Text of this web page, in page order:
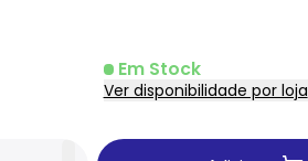
Em Stock
Ver disponibilidade por loja